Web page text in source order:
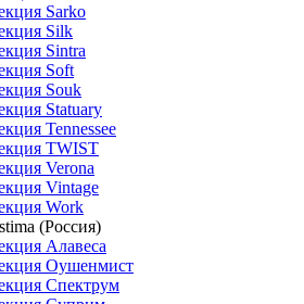
Sarko
Silk
Sintra
Soft
Souk
Statuary
Tennessee
TWIST
Verona
Vintage
Work
(Россия)
Алавеса
Оушенмист
Спектрум